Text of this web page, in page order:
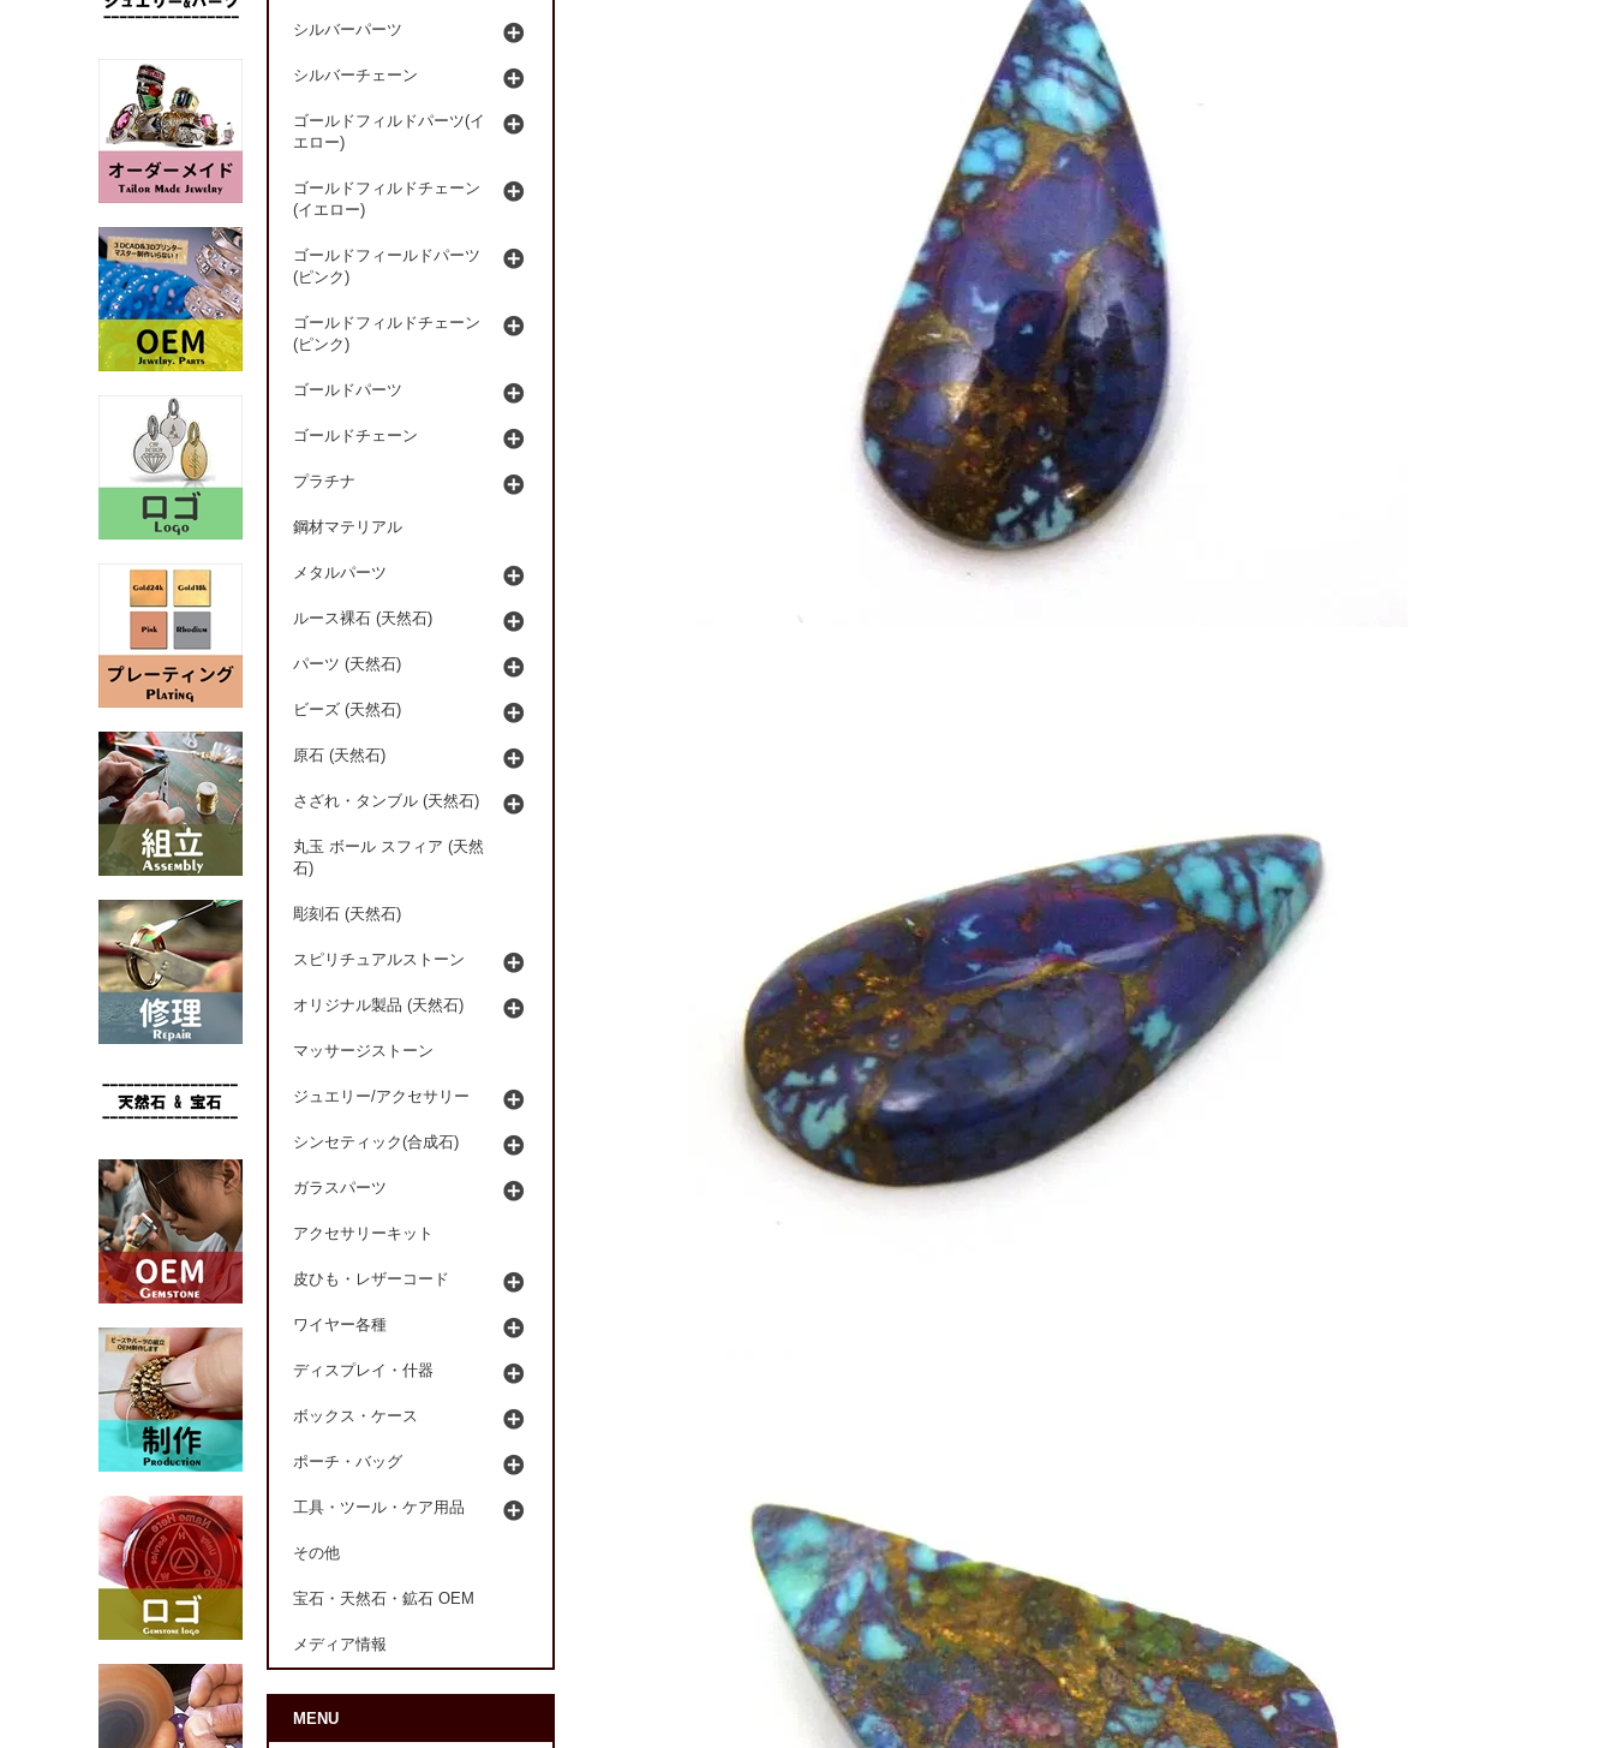
シルバーパーツ
シルバーチェーン
ゴールドフィルドパーツ(イ
エロー)
ゴールドフィルドチェーン
(イエロー)
ゴールドフィールドパーツ
(ピンク)
ゴールドフィルドチェーン
(ピンク)
ゴールドパーツ
ゴールドチェーン
プラチナ
鋼材マテリアル
メタルパーツ
ルース裸石 (天然石)
パーツ (天然石)
ビーズ (天然石)
原石 (天然石)
さざれ・タンブル (天然石)
丸玉 ボール スフィア (天然
石)
彫刻石 (天然石)
スピリチュアルストーン
オリジナル製品 (天然石)
マッサージストーン
ジュエリー/アクセサリー
シンセティック(合成石)
ガラスパーツ
アクセサリーキット
皮ひも・レザーコード
ワイヤー各種
ディスプレイ・什器
ボックス・ケース
ポーチ・バッグ
工具・ツール・ケア用品
その他
宝石・天然石・鉱石 OEM
メディア情報
MENU